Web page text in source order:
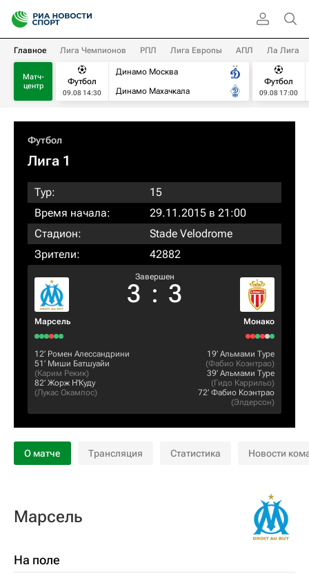
Главное Лига Чемпионов РПЛ Лига Европы АПЛ Ла Лига
Матч-
центр
Футбол
09.08 14:30
Динамо Москва
Динамо Махачкала
Футбол
09.08 17:00
Футбол
Лига 1
Тур:
15
Время начала:
29.11.2015 в 21:00
Стадион:
Stade Velodrome
Зрители:
42882
Марсель
Завершен
3 : 3
Монако
12‎’‎ Ромен Алессандрини
51‎’‎ Миши Батшуайи
(Карим Рекик)
82‎’‎ Жорж Н'Куду
(Лукас Окампос)
19‎’‎ Альмами Туре
(Фабио Коэнтрао)
39‎’‎ Альмами Туре
(Гидо Каррильо)
72‎’‎ Фабио Коэнтрао
(Элдерсон)
О матче Трансляция Статистика Новости
Марсель
На поле